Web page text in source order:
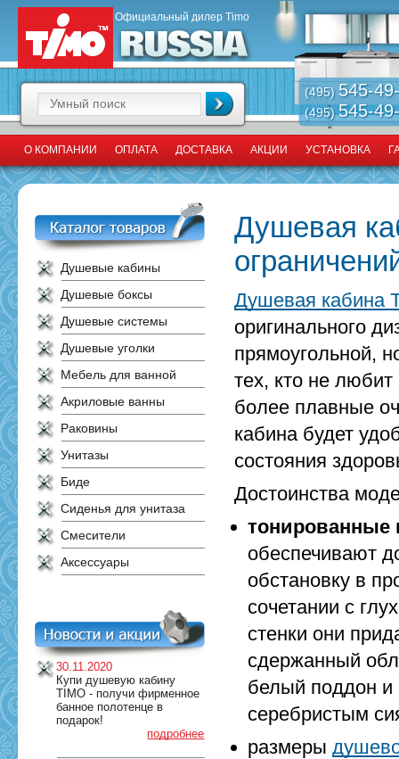
Официальный дилер Timo
(495) 545-
(495)545-
О КОМПАНИИ ОПЛАТА ДОСТАВКА АКЦИИ УСТАНОВКА
Душевые кабины
Душевые боксы
Душевые системы
Душевые уголки
Мебель для ванной
Акриловые ванны
Раковины
Унитазы
Биде
Сиденья для унитаза
Смесители
Аксессуары
30.11.2020
Купи душевую кабину
TIMO - получи фирменное
банное полотенце в
подарок!
подробнее
Душевая
Душевая кабина
оригинального
прямоугольной,
тех, кто не
более плавные
кабина будет
состояния
Достоинства
тонированные
обеспечивают
обстановку в
сочетании с
стенки они
сдержанный
белый поддон
серебристым
размеры